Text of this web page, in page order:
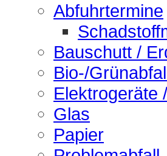
Abfuhrtermine
Bauschutt /
Bio-/
Elektrogeräte
Glas
Papier